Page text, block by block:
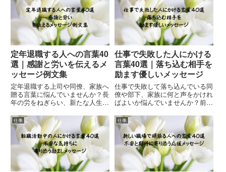
定年退職する人への言葉40
選｜感謝と労いを伝えるメ
ッセージ例文集
定年退職する上司や同僚、家族へ
贈る言葉に悩んでいませんか？長
年の労をねぎらい、新たな人生を
ご紹介します。
仕事で失敗した人にかける
言葉40選｜落ち込む相手を
励ます優しいメッセージ
仕事で失敗して落ち込んでいる同
僚や部下、家族に何と声をかけれ
ばよいか悩んでいませんか？前向
のメッセージ40選をご紹介しま
す。
仕事 仕事